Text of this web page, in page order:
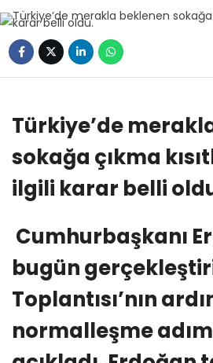
Türkiye’de
sokağa çıkma
ilgili karar belli
Cumhurbaşkanı
bugün
Toplantısı’nın
normalleşme